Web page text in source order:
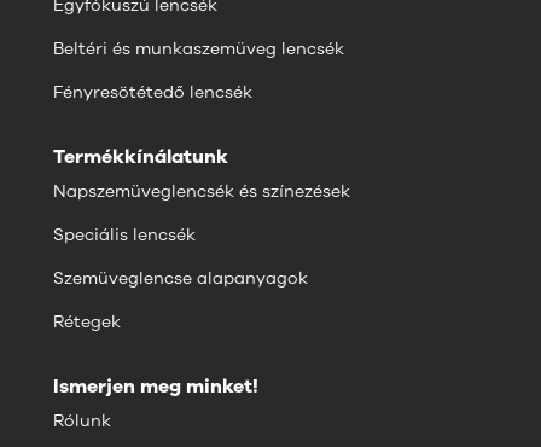
Egyfókuszú lencsék
Beltéri és munkaszemüveg lencsék
Fényresötétedő lencsék
Termékkínálatunk
Napszemüveglencsék és színezések
Speciális lencsék
Szemüveglencse alapanyagok
Rétegek
Ismerjen meg minket!
Rólunk